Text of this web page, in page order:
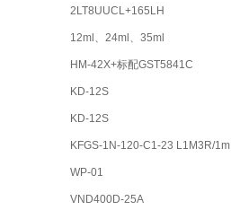
2LT8UUCL+165LH
12ml、24ml、35ml
HM-42X+标配GST5841C
KD-12S
KD-12S
KFGS-1N-120-C1-23 L1M3R/1m
WP-01
VND400D-25A